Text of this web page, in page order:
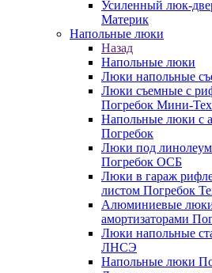
Усиленный люк-
Материк
Напольные люки
Назад
Напольные люки
Люки напольные
Люки съемные с
Погребок Мини-
Напольные люки с
Погребок
Люки под линолеум
Погребок ОСБ
Люки в гараж
листом Погребок
Алюминиевые
амортизаторами
Люки напольные
ЛНСЭ
Напольные люки